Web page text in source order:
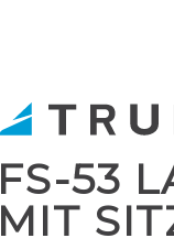
FS-53
MIT